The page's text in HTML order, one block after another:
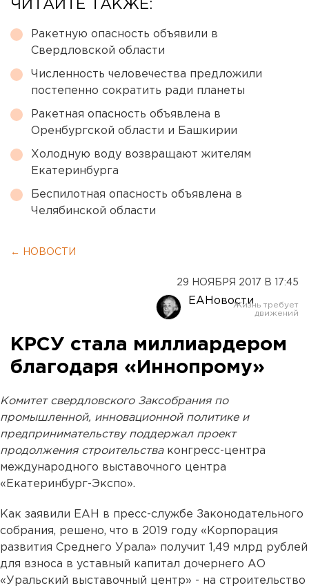
ЧИТАЙТЕ ТАКЖЕ:
Ракетную опасность объявили в
Свердловской области
Численность человечества предложили
постепенно сократить ради планеты
Ракетная опасность объявлена в
Оренбургской области и Башкирии
Холодную воду возвращают жителям
Екатеринбурга
Беспилотная опасность объявлена в
Челябинской области
← НОВОСТИ
29 НОЯБРЯ 2017 В 17:45
ЕАНовости
КРСУ стала миллиардером
благодаря «Иннопрому»
Комитет свердловского Заксобрания по
промышленной, инновационной политике и
предпринимательству поддержал проект
продолжения строительства конгресс-центра
международного выставочного центра
«Екатеринбург-Экспо».
Как заявили ЕАН в пресс-службе Законодательного
собрания, решено, что в 2019 году «Корпорация
развития Среднего Урала» получит 1,49 млрд рублей
для взноса в уставный капитал дочернего АО
«Уральский выставочный центр» - на строительство